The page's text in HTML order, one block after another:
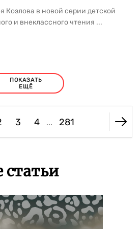
Козлова в новой серии детской
и внеклассного чтения ...
ПОКАЗАТЬ
ЕЩЁ
3 4 ... 281
статьи